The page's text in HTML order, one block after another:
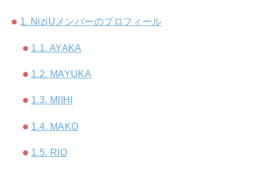
1. NiziUメンバーのプロフィール
1.1. AYAKA
1.2. MAYUKA
1.3. MIIHI
1.4. MAKO
1.5. RIO